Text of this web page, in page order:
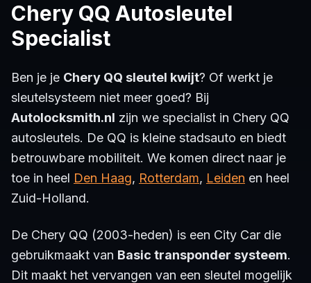
Chery QQ Autosleutel
Specialist
Ben je je Chery QQ sleutel kwijt? Of werkt je
sleutelsysteem niet meer goed? Bij
Autolocksmith.nl zijn we specialist in Chery QQ
autosleutels. De QQ is kleine stadsauto en biedt
betrouwbare mobiliteit. We komen direct naar je
toe in heel Den Haag, Rotterdam, Leiden en heel
Zuid-Holland.
De Chery QQ (2003-heden) is een City Car die
gebruikmaakt van Basic transponder systeem.
Dit maakt het vervangen van een sleutel mogelijk